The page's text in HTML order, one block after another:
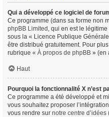
Qui a développé ce logiciel de
Ce programme (dans sa forme non
phpBB Limited , qui en est le
sous la « Licence Publique
être distribué gratuitement. Pour
rubrique « À propos de phpBB » (en
Haut
Pourquoi la fonctionnalité X n’est
Ce programme a été développé et
vous souhaitez proposer
vous rendre sur notre centre d’idées